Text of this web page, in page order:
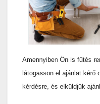
Amennyiben Ön is fűtés
látogasson el ajánlat kérő
kérdésre, és elküldjük